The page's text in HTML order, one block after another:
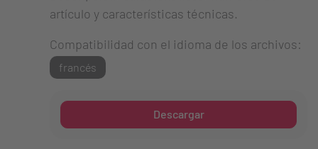
artículo y características técnicas.
Compatibilidad con el idioma de los archivos:
francés
Descargar